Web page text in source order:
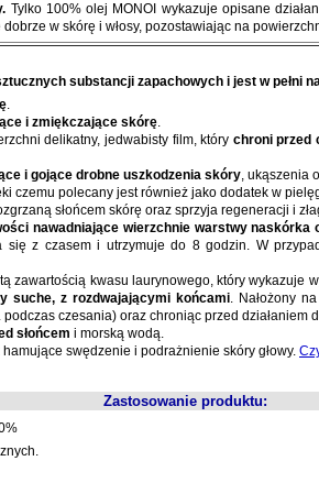
Tylko 100% olej MONOI wykazuje opisane
dobrze w skórę i włosy, pozostawiając na
substancji zapachowych i jest w pełni
.
i zmiękczające skórę.
delikatny, jedwabisty film, który chroni przed
i gojące drobne uszkodzenia skóry, ukąszenia
czemu polecany jest również jako dodatek w
słońcem skórę oraz sprzyja regeneracji i
nawadniające wierzchnie warstwy naskórka
się z czasem i utrzymuje do 8 godzin. W
zawartością kwasu laurynowego, który wykazuje
suche, z rozdwajającymi końcami. Nałożony
czesania) oraz chroniąc przed działaniem
słońcem i morską wodą.
swędzenie i podrażnienie skóry głowy.
Zastosowanie produktu: